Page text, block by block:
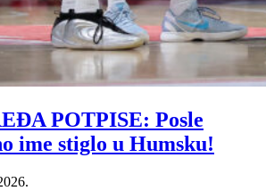
POTPISE: Posle
ime stiglo u Humsku!